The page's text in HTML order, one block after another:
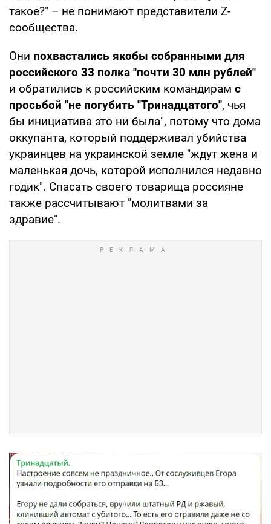
такое?" – не понимают представители Z-
сообщества.
Они похвастались якобы собранными для
российского 33 полка "почти 30 млн рублей"
и обратились к российским командирам с
просьбой "не погубить "Тринадцатого", чья
бы инициатива это ни была", потому что дома
оккупанта, который поддерживал убийства
украинцев на украинской земле "ждут жена и
маленькая дочь, которой исполнился недавно
годик". Спасать своего товарища россияне
также рассчитывают "молитвами за
здравие".